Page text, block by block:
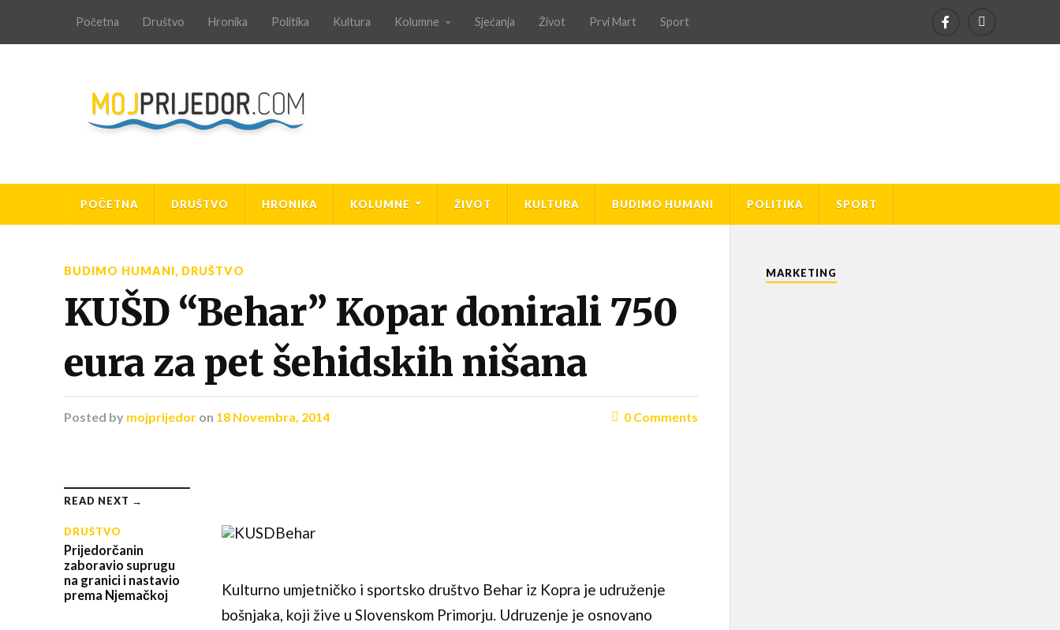
Početna Društvo Hronika Politika Kultura Kolumne Sjećanja Život Prvi Mart Sport
POČETNA DRUŠTVO HRONIKA KOLUMNE ŽIVOT KULTURA BUDIMO HUMANI POLITIKA SPORT
BUDIMO HUMANI, DRUŠTVO
KUŠD “Behar” Kopar donirali 750
eura za pet šehidskih nišana
Posted by mojprijedor on 18 Novembra, 2014 0Comments
READ NEXT →
DRUŠTVO
Prijedorčanin
zaboravio suprugu
na granici i nastavio
prema Njemačkoj
Kulturno umjetničko i sportsko društvo Behar iz Kopra je udruženje
bošnjaka, koji žive u Slovenskom Primorju. Udruzenje je osnovano
MARKETING